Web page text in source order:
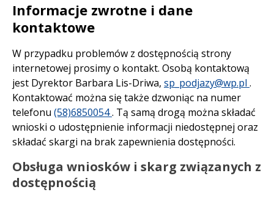
Informacje zwrotne i dane
kontaktowe
W przypadku problemów z dostępnością strony
internetowej prosimy o kontakt. Osobą kontaktową
jest Dyrektor Barbara Lis-Driwa, sp_podjazy@wp.pl .
Kontaktować można się także dzwoniąc na numer
telefonu (58)6850054. Tą samą drogą można składać
wnioski o udostępnienie informacji niedostępnej oraz
składać skargi na brak zapewnienia dostępności.
Obsługa wniosków i skarg związanych z
dostępnością